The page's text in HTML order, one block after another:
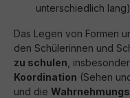
unterschiedlich lang)
Das Legen von Formen
den Schülerinnen und
zu schulen ,
Koordination (Sehen
und die